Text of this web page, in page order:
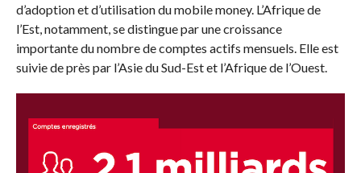
d’adoption et d’utilisation du mobile money. L’Afrique de
l’Est, notamment, se distingue par une croissance
importante du nombre de comptes actifs mensuels. Elle est
suivie de près par l’Asie du Sud-Est et l’Afrique de l’Ouest.